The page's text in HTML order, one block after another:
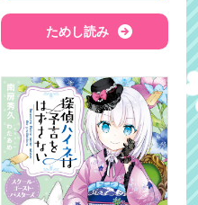
ためし読み